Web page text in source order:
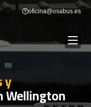
oficina@osabus.es
y
Wellington